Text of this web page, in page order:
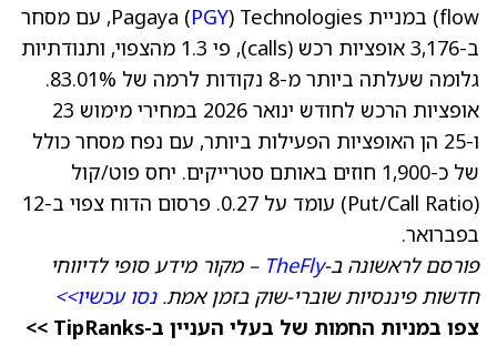
flow) במניית Pagaya (
PGY
) Technologies, עם מסחר
ב-3,176 אופציות רכש (calls), פי 1.3 מהצפוי, ותנודתיות
גלומה שעלתה ביותר מ-8 נקודות לרמה של 83.01%.
אופציות הרכש לחודש ינואר 2026 במחירי מימוש 23
ו-25 הן האופציות הפעילות ביותר, עם נפח מסחר כולל
של כ-1,900 חוזים באותם סטרייקים. יחס פוט/קול
(Put/Call Ratio) עומד על 0.27. פרסום הדוח צפוי ב-12
בפברואר.
פורסם לראשונה ב-TheFly – מקור מידע סופי לדיווחי
חדשות פיננסיות שוברי-שוק בזמן אמת.נסו עכשיו>>
צפו במניות החמות של בעלי העניין ב-TipRanks >>